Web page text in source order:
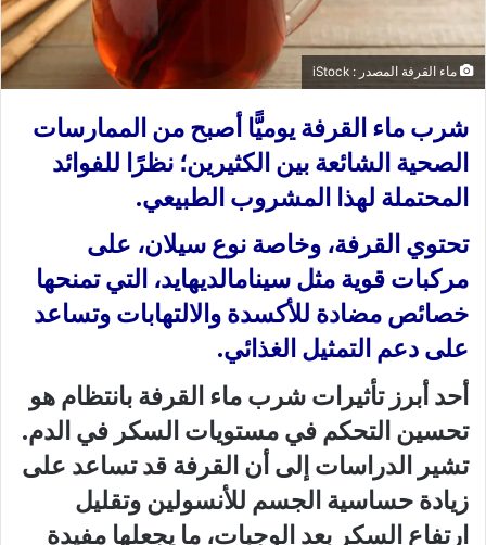
ن
ي
ماء القرفة المصدر : iStock
شرب ماء القرفة يوميًّا أصبح من الممارسات
الصحية الشائعة بين الكثيرين؛ نظرًا للفوائد
المحتملة لهذا المشروب الطبيعي.
تحتوي القرفة، وخاصة نوع سيلان، على
مركبات قوية مثل سينامالديهايد، التي تمنحها
خصائص مضادة للأكسدة والالتهابات وتساعد
على دعم التمثيل الغذائي.
أحد أبرز تأثيرات شرب ماء القرفة بانتظام هو
تحسين التحكم في مستويات السكر في الدم.
تشير الدراسات إلى أن القرفة قد تساعد على
زيادة حساسية الجسم للأنسولين وتقليل
ارتفاع السكر بعد الوجبات، ما يجعلها مفيدة